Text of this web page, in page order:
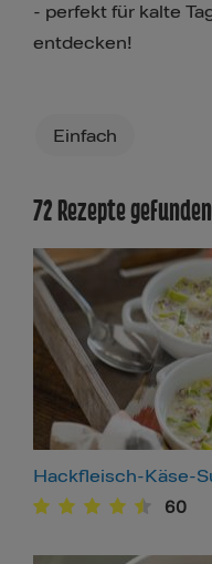
- perfekt für kalte
entdecken!
Einfach
72 Rezepte gefunden
Hackfleisch-Käse-
60